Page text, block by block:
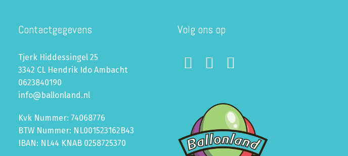
Contactgegevens
Tjerk Hiddessingel 25
3342 CL Hendrik Ido Ambacht
0623840190
info@ballonland.nl
Kvk Nummer: 74068776
BTW Nummer: NL001523162B43
IBAN: NL44 KNAB 0258725370
Volg ons op